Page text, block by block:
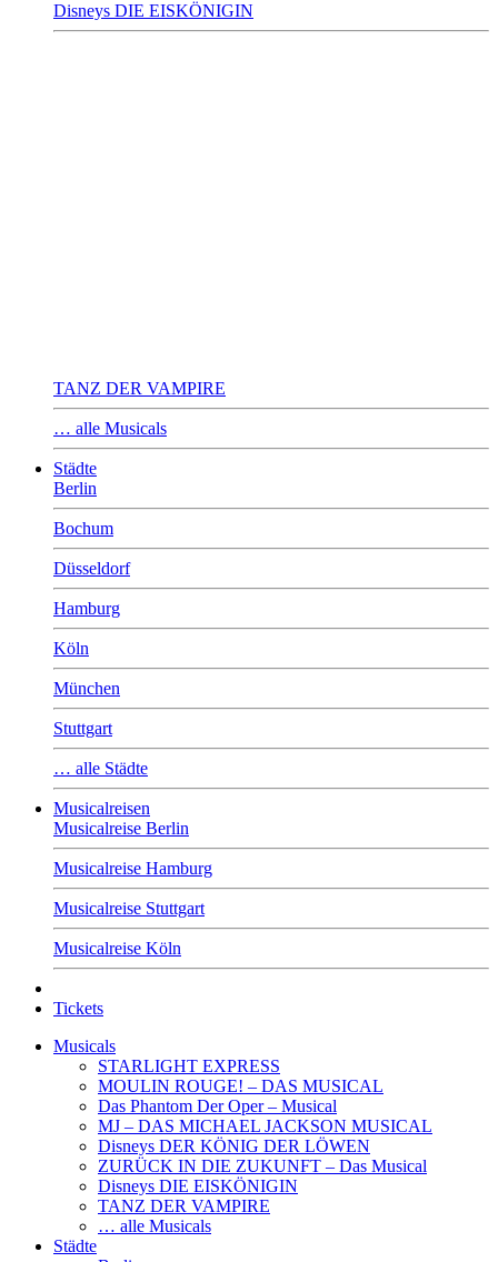
Disneys DIE EISKÖNIGIN
TANZ DER VAMPIRE
… alle Musicals
Städte
Berlin
Bochum
Düsseldorf
Hamburg
Köln
München
Stuttgart
… alle Städte
Musicalreisen
Musicalreise Berlin
Musicalreise Hamburg
Musicalreise Stuttgart
Musicalreise Köln
Tickets
Musicals
STARLIGHT EXPRESS
MOULIN ROUGE! – DAS MUSICAL
Das Phantom Der Oper – Musical
MJ – DAS MICHAEL JACKSON MUSICAL
Disneys DER KÖNIG DER LÖWEN
ZURÜCK IN DIE ZUKUNFT – Das Musical
Disneys DIE EISKÖNIGIN
TANZ DER VAMPIRE
… alle Musicals
Städte